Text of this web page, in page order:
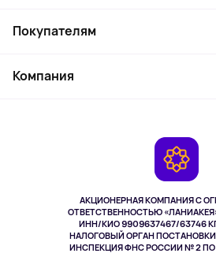
АКЦИОНЕРНАЯ КОМПАНИЯ С
ОТВЕТСТВЕННОСТЬЮ «ЛАНИАКЕЯ»
ИНН/КИО 9909637467/63746
НАЛОГОВЫЙ ОРГАН ПОСТАНОВКИ
ИНСПЕКЦИЯ ФНС РОССИИ № 2 ПО
Ноутбуки, мониторы, VR
Косметика и уход
Здоровье питомцев
Покупателям
Как заказать
Компания